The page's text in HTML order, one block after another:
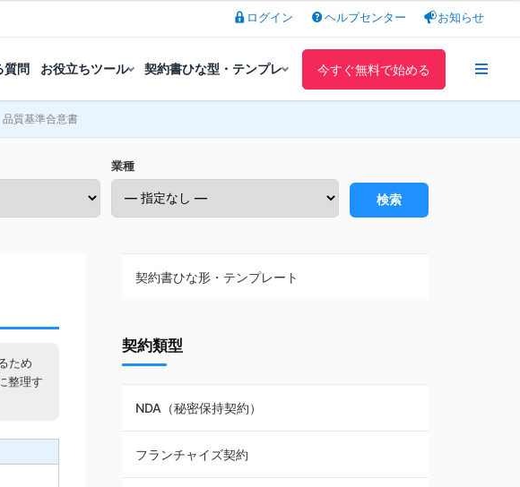
ログイン ヘルプセンター お知らせ
質問 お役立ちツール 契約書ひな型・テンプレ 今すぐ無料で始める
品質基準合意書
業種
検索
ため
整理す
契約書ひな形・テンプレート
NDA（秘密保持契約）
業務委託契約
利用規約・約款
契約類型
NDA（秘密保持契約）
フランチャイズ契約